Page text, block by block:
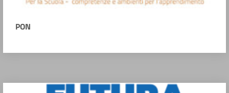
PON